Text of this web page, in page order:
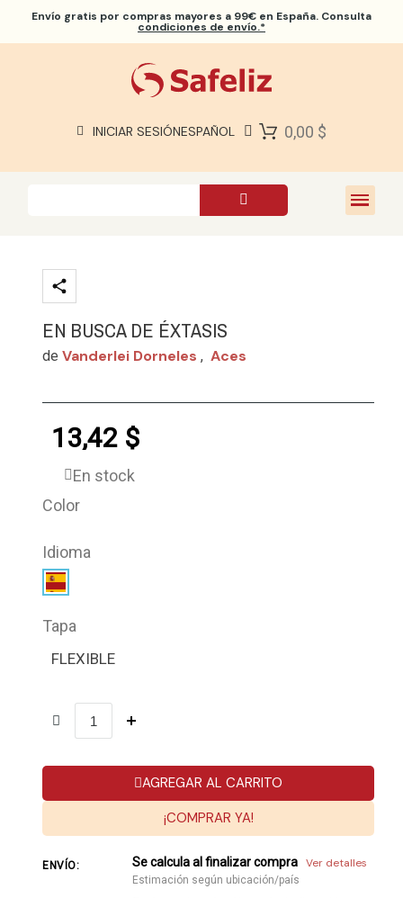
Envío gratis por compras mayores a 99€ en España. Consulta
condiciones de envío.*
INICIAR SESIÓNESPAÑOL 0,00 $
EN BUSCA DE ÉXTASIS
deVanderlei Dorneles , Aces
13,42 $
En stock
Color
Idioma
Tapa
FLEXIBLE
AGREGAR AL CARRITO
¡COMPRAR YA!
ENVÍO: Se calcula al finalizar compra Ver detalles
Estimación según ubicación/país